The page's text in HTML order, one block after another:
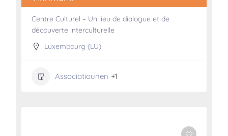
Centre Culturel – Un lieu de dialogue et de
découverte interculturelle
Luxembourg (LU)
Associatiounen +1